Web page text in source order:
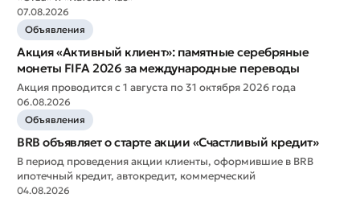
Оцените качество обслуживания
Оставить обращение
07.08.2026
Объявления
Акция «Активный клиент»: памятные серебряные
монеты FIFA 2026 за международные переводы
Акция проводится с 1 августа по 31 октября 2026 года
06.08.2026
Объявления
BRB объявляет о старте акции «Счастливый кредит»
В период проведения акции клиенты, оформившие в BRB
ипотечный кредит, автокредит, коммерческий
04.08.2026